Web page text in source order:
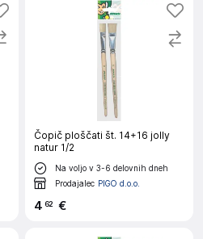
Čopič ploščati št. 14+16 jolly
natur 1/2
Na voljo v 3-6 delovnih dneh
Prodajalec PIGO d.o.o.
4 62 €